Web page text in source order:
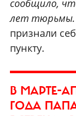
cообщило,
лет тюрьмы.
признали
пункту.
В МАРТЕ-
ГОДА